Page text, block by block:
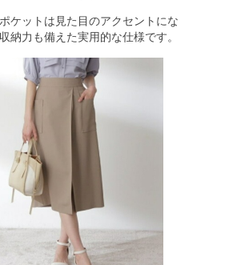
ケットは見た目のアクセントにな
納力も備えた実用的な仕様です。